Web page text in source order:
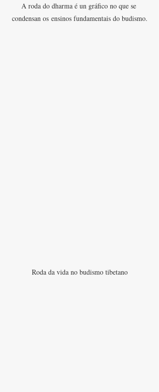
A roda do dharma é un gráfico no que se
condensan os ensinos fundamentais do budismo.
Roda da vida no budismo tibetano